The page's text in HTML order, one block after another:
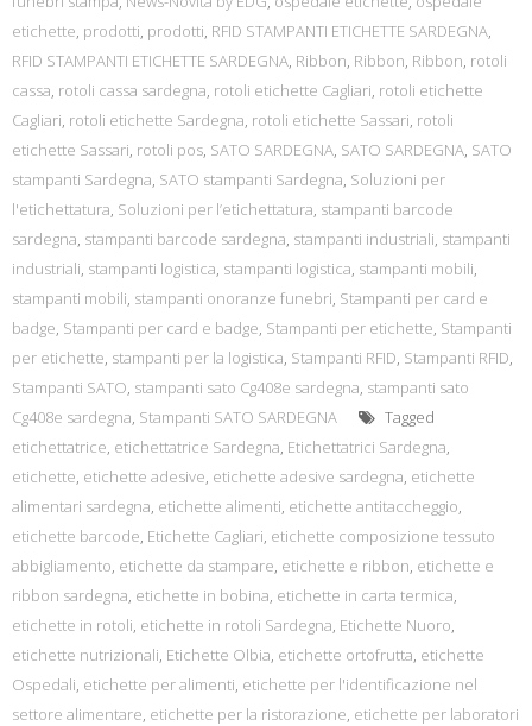
etichette, prodotti, prodotti, RFID STAMPANTI ETICHETTE SARDEGNA,
RFID STAMPANTI ETICHETTE SARDEGNA, Ribbon, Ribbon, Ribbon, rotoli
cassa, rotoli cassa sardegna, rotoli etichette Cagliari, rotoli etichette
Cagliari, rotoli etichette Sardegna, rotoli etichette Sassari, rotoli
etichette Sassari, rotoli pos, SATO SARDEGNA, SATO SARDEGNA, SATO
stampanti Sardegna, SATO stampanti Sardegna, Soluzioni per
l'etichettatura, Soluzioni per l’etichettatura, stampanti barcode
sardegna, stampanti barcode sardegna, stampanti industriali, stampanti
industriali, stampanti logistica, stampanti logistica, stampanti mobili,
stampanti mobili, stampanti onoranze funebri, Stampanti per card e
badge, Stampanti per card e badge, Stampanti per etichette, Stampanti
per etichette, stampanti per la logistica, Stampanti RFID, Stampanti RFID,
Stampanti SATO, stampanti sato Cg408e sardegna, stampanti sato
Cg408e sardegna, Stampanti SATO SARDEGNA
Tagged
etichettatrice, etichettatrice Sardegna, Etichettatrici Sardegna,
etichette, etichette adesive, etichette adesive sardegna, etichette
alimentari sardegna, etichette alimenti, etichette antitaccheggio,
etichette barcode, Etichette Cagliari, etichette composizione tessuto
abbigliamento, etichette da stampare, etichette e ribbon, etichette e
ribbon sardegna, etichette in bobina, etichette in carta termica,
etichette in rotoli, etichette in rotoli Sardegna, Etichette Nuoro,
etichette nutrizionali, Etichette Olbia, etichette ortofrutta, etichette
Ospedali, etichette per alimenti, etichette per l'identificazione nel
settore alimentare, etichette per la ristorazione, etichette per laboratori